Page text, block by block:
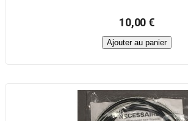
10,00 €
Ajouter au panier